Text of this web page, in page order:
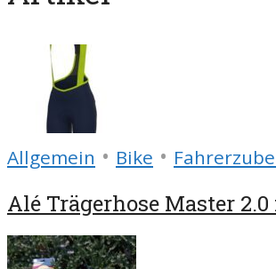
Allgemein • Bike •
Alé Trägerhose Master